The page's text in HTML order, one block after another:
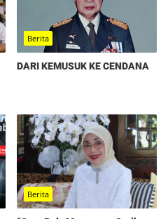
Berita
DARI KEMUSUK KE CENDANA
Berita